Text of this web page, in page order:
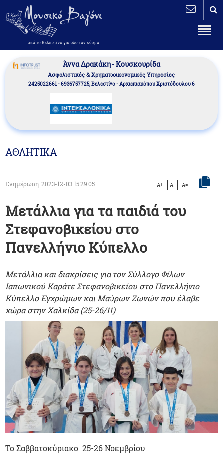
Άννα Δρακάκη - Κουσκουρίδα
Aσφαλιστικές & Χρηματοοικονομικές Υπηρεσίες
2425022661 - 6936757725, Βελεστίνο - Αρχιεπισκόπου Χριστόδουλου 6
ΑΘΛΗΤΙΚΑ
Ενημέρωση: 2023-12-03 15:29:05 A+ A- A=
Μετάλλια για τα παιδιά του
Στεφανοβικείου στο
Πανελλήνιο Κύπελλο
Μετάλλια και διακρίσεις για τον Σύλλογο Φίλων
Ιαπωνικού Καράτε Στεφανοβικείου στο Πανελλήνιο
Κύπελλο Εγχρώμων και Μαύρων Ζωνών που έλαβε
χώρα στην Χαλκίδα (25-26/11)
Το Σαββατοκύριακο 25-26 Νοεμβρίου